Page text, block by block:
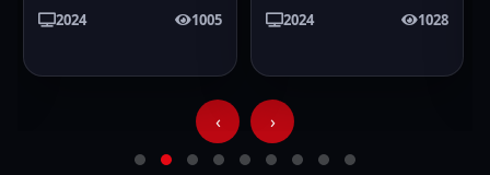
2024 1005 2024 1028
‹ ›